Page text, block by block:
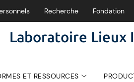
Recherche Fondation
Laboratoire Lieux
ET RESSOURCES